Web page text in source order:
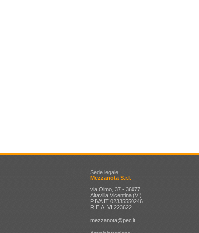
Sede legale:
Mezzanota S.r.l.
via Olmo, 37 - 36077
Altavilla Vicentina (VI)
P.IVA IT 02335550246
R.E.A. VI 223622
mezzanota@pec.it